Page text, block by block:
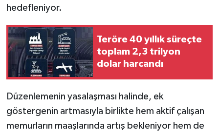
hedefleniyor.
Teröre 40 yıllık süreçte
toplam 2,3 trilyon
dolar harcandı
Düzenlemenin yasalaşması halinde, ek
göstergenin artmasıyla birlikte hem aktif çalışan
memurların maaşlarında artış bekleniyor hem de